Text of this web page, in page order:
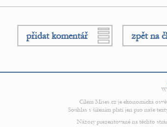
přidat komentář zpět na
Cílem Mises.cz je ekonomická
Souhlas s šířením platí jen pro naše
Názory prezentované na těchto